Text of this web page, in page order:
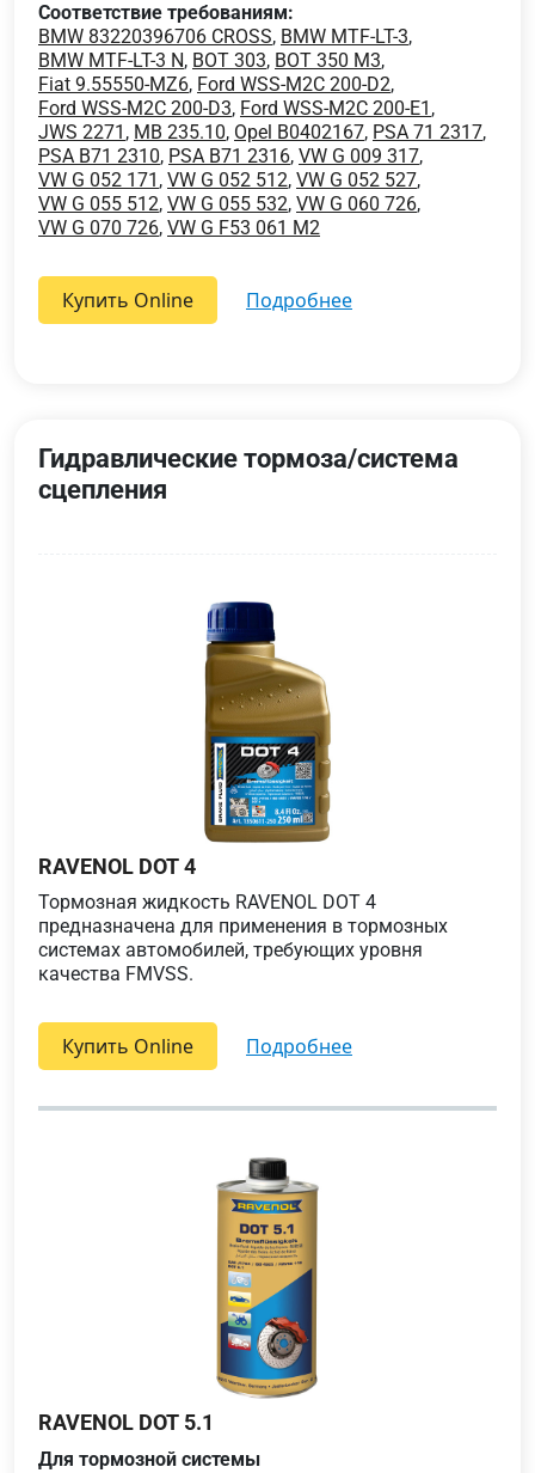
Соответствие требованиям:
BMW 83220396706 CROSS, BMW MTF-LT-3,
BMW MTF-LT-3 N, BOT 303, BOT 350 M3,
Fiat 9.55550-MZ6, Ford WSS-M2C 200-D2,
Ford WSS-M2C 200-D3, Ford WSS-M2C 200-E1 ,
JWS 2271 , MB 235.10, Opel B0402167, PSA 71 2317,
PSA B71 2310, PSA B71 2316, VW G 009 317,
VW G 052 171 , VW G 052 512, VW G 052 527,
VW G 055 512, VW G 055 532, VW G 060 726,
VW G 070 726, VW G F53 061 M2
Купить Online подробнее
Гидравлические тормоза/система
сцепления
RAVENOL DOT 4
Тормозная жидкость RAVENOL DOT 4
предназначена для применения в тормозных
системах автомобилей, требующих уровня
качества FMVSS.
Купить Online подробнее
RAVENOL DOT 5.1
Для тормозной системы